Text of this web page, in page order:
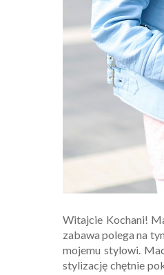
Witajcie Kochani!
zabawa polega na
mojemu stylowi.
stylizację chętnie